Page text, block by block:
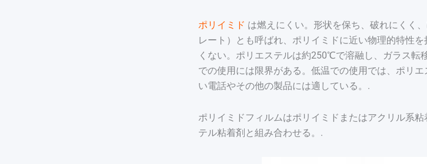
ポリイミド は燃えにくい。形状を保ち、破れにくく
レート）とも呼ばれ、ポリイミドに近い物理的特性
くない。ポリエステルは約250℃で溶融し、ガラス
での使用には限界がある。低温での使用では、ポリ
い電話やその他の製品には適している。.
ポリイミドフィルムはポリイミドまたはアクリル系
テル粘着剤と組み合わせる。.